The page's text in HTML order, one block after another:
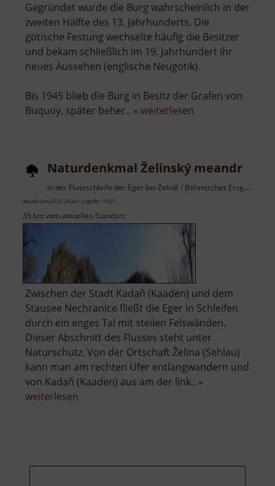
Gegründet wurde die Burg wahrscheinlich in der
zweiten Hälfte des 13. Jahrhunderts. Die
gotische Festung wechselte häufig die Besitzer
und bekam schließlich im 19. Jahrhundert ihr
neues Aussehen (englische Neugotik).
Bis 1945 blieb die Burg in Besitz der Grafen von
Buquoy, später beher.. » weiterlesen
Naturdenkmal Želinský meandr
in der Flussschleife der Eger bei Zelině / Böhmisches Erzgebirge
aktuell vom 23.07.2024 / Zugriffe: 17331
35 km vom aktuellen Standort
Zwischen der Stadt Kadaň (Kaaden) und dem
Stausee Nechranice fließt die Eger in Schleifen
durch ein enges Tal mit steilen Felswänden.
Dieser Abschnitt des Flusses steht unter
Naturschutz. Von der Ortschaft Želina (Sehlau)
kann man am rechten Ufer entlangwandern und
von Kadaň (Kaaden) aus am der link.. »
weiterlesen